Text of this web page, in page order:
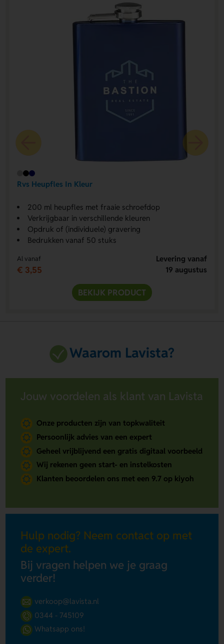
Rvs Heupfles In Kleur
200 ml heupfles met fraaie schroefdop
Verkrijgbaar in verschillende kleuren
Opdruk of (individuele) gravering
Bedrukken vanaf 50 stuks
Al vanaf
€ 3,55
Levering vanaf
19 augustus
BEKIJK PRODUCT
Waarom Lavista?
Jouw voordelen als klant van Lavista
Onze producten zijn van topkwaliteit
Persoonlijk advies van een expert
Geheel vrijblijvend een gratis digitaal voorbeeld
Wij rekenen geen start- en instelkosten
Klanten beoordelen ons met een 9.7 op kiyoh
Hulp nodig? Neem contact op met
de expert.
Bij vragen helpen we je graag
verder!
verkoop@lavista.nl
0344 - 745109
Whatsapp ons!